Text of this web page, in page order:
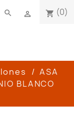
shopping_cart (0)

search
ASA
BLANCO